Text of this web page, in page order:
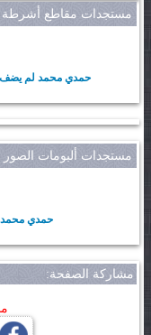
مستجدات مقاطع أشرطة
حمدي محمد لم يضف
مستجدات ألبومات الصور
حمدي محمد
مشاركة الصفحة: